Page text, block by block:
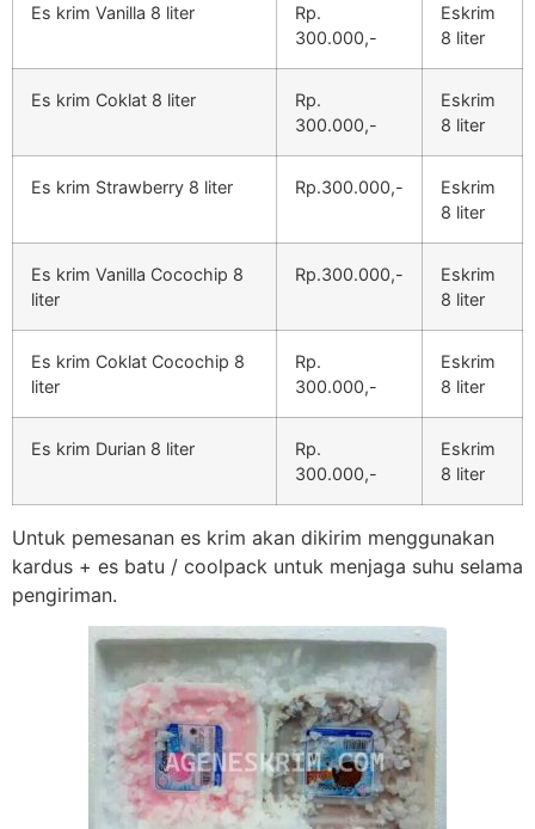
Es krim Vanilla 8 liter
Rp.
300.000,-
Eskrim
8 liter
Es krim Coklat 8 liter
Rp.
300.000,-
Eskrim
8 liter
Es krim Strawberry 8 liter Rp.300.000,-
Eskrim
8 liter
Es krim Vanilla Cocochip 8
liter
Rp.300.000,-
Eskrim
8 liter
Es krim Coklat Cocochip 8
liter
Rp.
300.000,-
Eskrim
8 liter
Es krim Durian 8 liter
Rp.
300.000,-
Eskrim
8 liter
Untuk pemesanan es krim akan dikirim menggunakan
kardus + es batu / coolpack untuk menjaga suhu selama
pengiriman.